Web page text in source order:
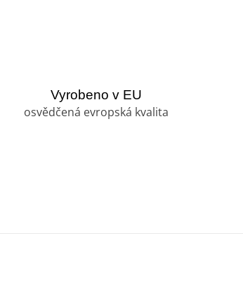
Vyrobeno v EU
osvědčená evropská kvalita